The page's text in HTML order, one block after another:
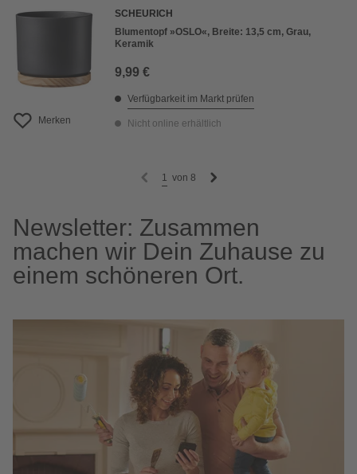
Merken
SCHEURICH
Blumentopf »OSLO«, Breite: 13,5 cm, Grau,
Keramik
9,99 €
Verfügbarkeit im Markt prüfen
Nicht online erhältlich
1 von 8
Newsletter: Zusammen
machen wir Dein Zuhause zu
einem schöneren Ort.